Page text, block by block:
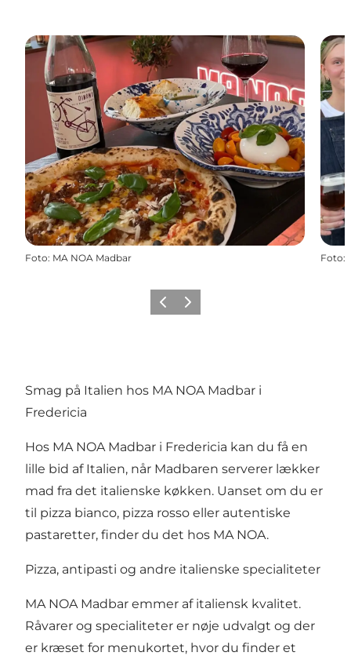
Foto: MA NOA Madbar Foto:
ForrigeNæste
Smag på Italien hos MA NOA Madbar i
Fredericia
Hos MA NOA Madbar i Fredericia kan du få en
lille bid af Italien, når Madbaren serverer lækker
mad fra det italienske køkken. Uanset om du er
til pizza bianco, pizza rosso eller autentiske
pastaretter, finder du det hos MA NOA.
Pizza, antipasti og andre italienske specialiteter
MA NOA Madbar emmer af italiensk kvalitet.
Råvarer og specialiteter er nøje udvalgt og der
er kræset for menukortet, hvor du finder et